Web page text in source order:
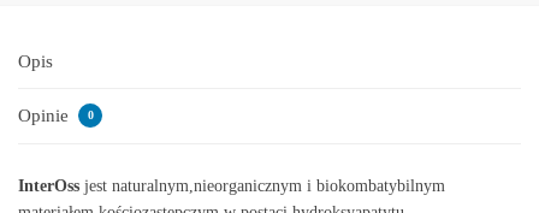
Opis
Opinie 0
InterOss jest naturalnym,nieorganicznym i biokombatybilnym